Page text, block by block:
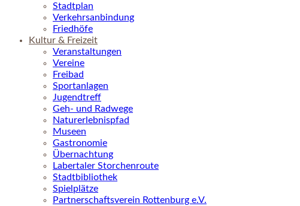
Stadtplan
Verkehrsanbindung
Friedhöfe
Kultur & Freizeit
Veranstaltungen
Vereine
Freibad
Sportanlagen
Jugendtreff
Geh- und Radwege
Naturerlebnispfad
Museen
Gastronomie
Übernachtung
Labertaler Storchenroute
Stadtbibliothek
Spielplätze
Partnerschaftsverein Rottenburg e.V.